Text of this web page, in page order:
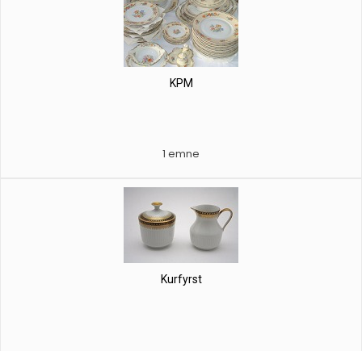
KPM
1 emne
Kurfyrst